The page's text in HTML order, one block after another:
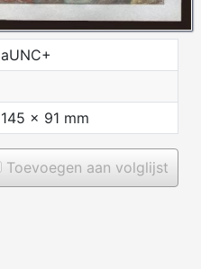
aUNC+
145 x 91 mm
Toevoegen aan volglijst